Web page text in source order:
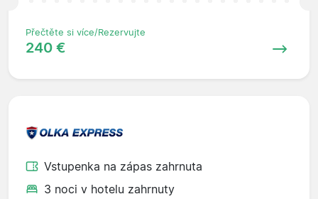
Přečtěte si více/Rezervujte
240 €
Vstupenka na zápas zahrnuta
3 noci v hotelu zahrnuty